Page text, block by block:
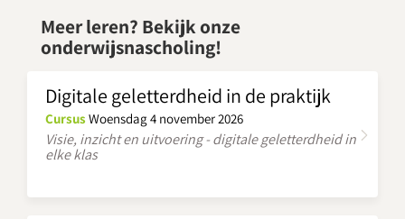
Meer leren? Bekijk onze
onderwijsnascholing!
Digitale geletterdheid in de praktijk
CursusWoensdag 4 november 2026
Visie, inzicht en uitvoering - digitale geletterdheid in
elke klas